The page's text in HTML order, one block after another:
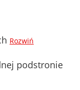
Rozwiń
podstronie